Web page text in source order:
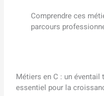
Comprendre ces
parcours
Métiers en C : un
essentiel pour la